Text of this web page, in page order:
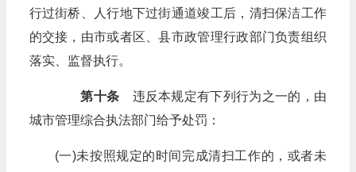
行过街桥、人行地下过街通道竣工后，清扫保洁工作
的交接，由市或者区、县市政管理行政部门负责组织
落实、监督执行。
第十条 违反本规定有下列行为之一的，由
城市管理综合执法部门给予处罚：
(一)未按照规定的时间完成清扫工作的，或者未